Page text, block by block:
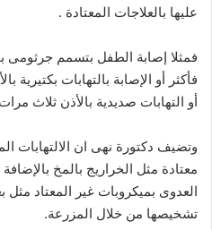
عليها بالعلاجات المعتادة .
فمثلا إصابة الطفل بتسمم جرثومى
فأكثر أو الإصابة بالتهابات بكتيرية
أو التهابات صديدية بالأذن ثلاث
وتضيف دكتورة نهى ان الالتهابات
معتادة مثل الخراريج بالمخ
العدوى بميكروبات غير المعتاد
تشخيصها من خلال المزرعة.